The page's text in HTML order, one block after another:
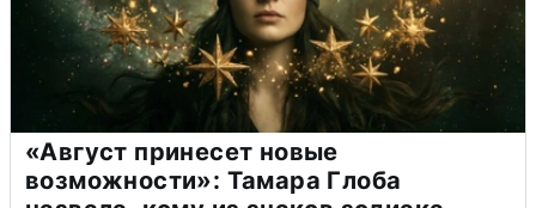
«Август принесет новые
возможности»: Тамара Глоба